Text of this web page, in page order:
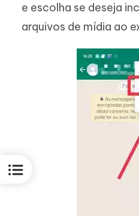
e escolha se deseja
arquivos de mídia ao